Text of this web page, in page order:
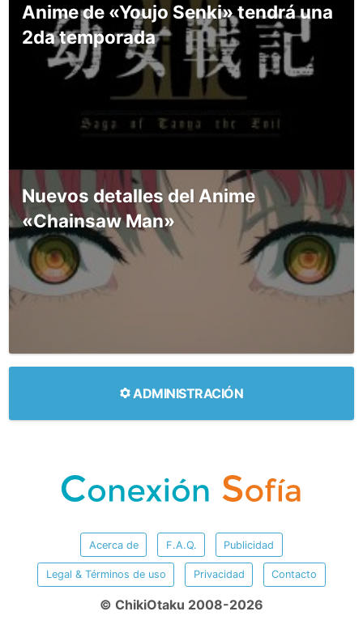
Anime de «Youjo Senki» tendrá una
2da temporada
Nuevos detalles del Anime
«Chainsaw Man»
ADMINISTRACIÓN
Acerca de F.A.Q. Publicidad
Legal & Términos de uso Privacidad Contacto
© ChikiOtaku 2008-2026